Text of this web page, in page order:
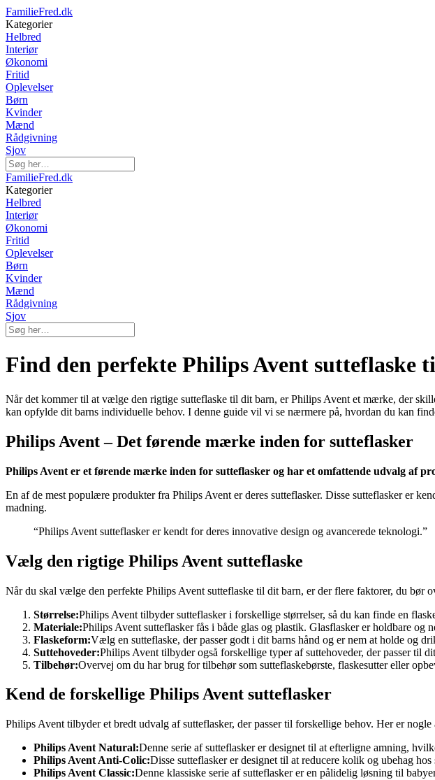
FamilieFred.dk
Kategorier
Helbred
Interiør
Økonomi
Fritid
Oplevelser
Børn
Kvinder
Mænd
Rådgivning
Sjov
FamilieFred.dk
Kategorier
Helbred
Interiør
Økonomi
Fritid
Oplevelser
Børn
Kvinder
Mænd
Rådgivning
Sjov
Find den perfekte Philips Avent sutteflaske
Når det kommer til at vælge den rigtige sutteflaske til dit barn, er Philips Avent et mærke, der
kan opfylde dit barns individuelle behov. I denne guide vil vi se nærmere på, hvordan du kan
Philips Avent – Det førende mærke inden for sutteflasker
Philips Avent er et førende mærke inden for sutteflasker og har et omfattende udvalg af
En af de mest populære produkter fra Philips Avent er deres sutteflasker. Disse sutteflasker er
madning.
“Philips Avent sutteflasker er kendt for deres innovative design og avancerede teknologi.”
Vælg den rigtige Philips Avent sutteflaske
Når du skal vælge den perfekte Philips Avent sutteflaske til dit barn, er der flere faktorer, du bør
Størrelse:Philips Avent tilbyder sutteflasker i forskellige størrelser, så du kan finde en
Materiale:Philips Avent sutteflasker fås i både glas og plastik. Glasflasker er holdbare og
Flaskeform:Vælg en sutteflaske, der passer godt i dit barns hånd og er nem at holde og
Suttehoveder:Philips Avent tilbyder også forskellige typer af suttehoveder, der passer til
Tilbehør:Overvej om du har brug for tilbehør som sutteflaskebørste, flaskesutter eller
Kend de forskellige Philips Avent sutteflasker
Philips Avent tilbyder et bredt udvalg af sutteflasker, der passer til forskellige behov. Her er
Philips Avent Natural:Denne serie af sutteflasker er designet til at efterligne amning,
Philips Avent Anti-Colic:Disse sutteflasker er designet til at reducere kolik og ubehag
Philips Avent Classic:Denne klassiske serie af sutteflasker er en pålidelig løsning til